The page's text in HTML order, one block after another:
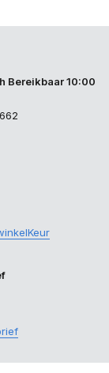
Bereikbaar 10:00